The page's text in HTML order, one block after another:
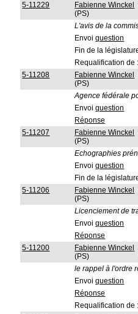
5-11229
Fabienne Winckel
(PS)
L'avis de la
Envoiquestion
Fin de la
Requalification
5-11208
Fabienne Winckel
(PS)
Agence fédérale
Envoiquestion
Réponse
5-11207
Fabienne Winckel
(PS)
Echographies
Envoiquestion
Fin de la
5-11206
Fabienne Winckel
(PS)
Licenciement de
Envoiquestion
Réponse
5-11200
Fabienne Winckel
(PS)
le rappel à l'ordre
Envoiquestion
Réponse
Requalification